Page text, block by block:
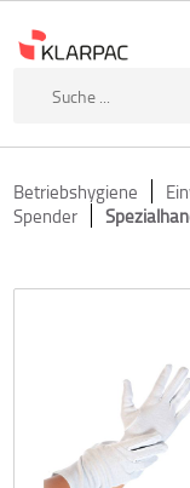
Betriebshygiene
Spender